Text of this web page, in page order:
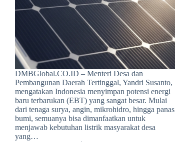
DMBGlobal.CO.ID – Menteri Desa dan
Pembangunan Daerah Tertinggal, Yandri Susanto,
mengatakan Indonesia menyimpan potensi energi
baru terbarukan (EBT) yang sangat besar. Mulai
dari tenaga surya, angin, mikrohidro, hingga panas
bumi, semuanya bisa dimanfaatkan untuk
menjawab kebutuhan listrik masyarakat desa
yang…